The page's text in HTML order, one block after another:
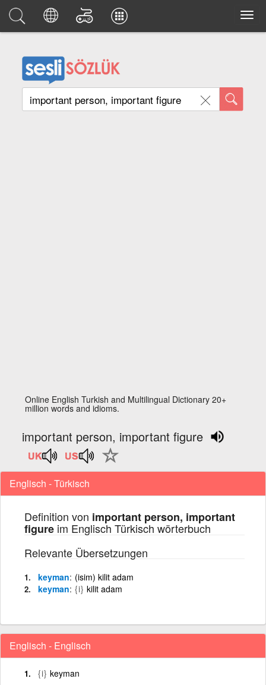
Online English Turkish and Multilingual Dictionary 20+
million words and idioms.
important person, important figure
Englisch - Türkisch
Definition von important person, important
figure im Englisch Türkisch wörterbuch
Relevante Übersetzungen
keyman (isim) kilit adam
keyman {i} kilit adam
Englisch - Englisch
{i} keyman